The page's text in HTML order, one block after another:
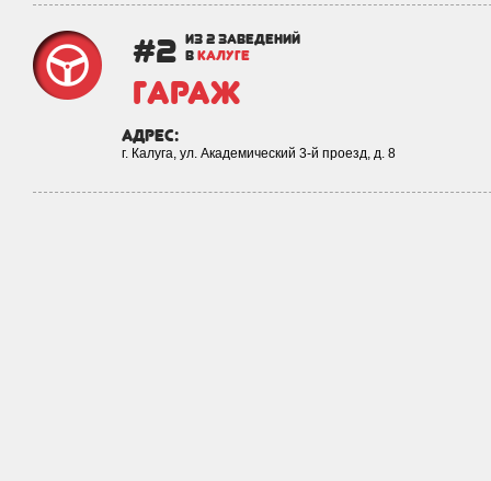
#2 из 2 заведений
в КАЛУГЕ
Гараж
адрес:
г. Калуга, ул. Академический 3-й проезд, д. 8